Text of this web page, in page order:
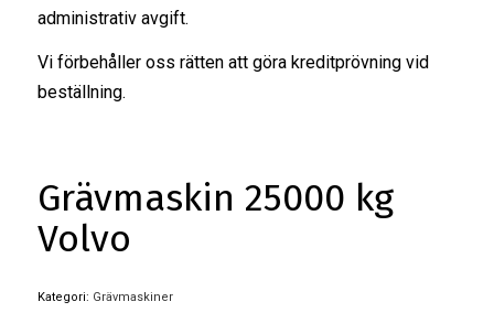
administrativ avgift.
Vi förbehåller oss rätten att göra kreditprövning vid
beställning.
Grävmaskin 25000 kg
Volvo
Kategori: Grävmaskiner